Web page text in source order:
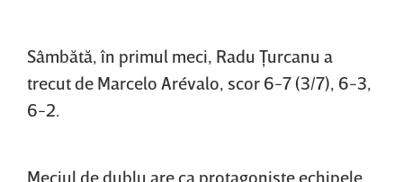
Sâmbătă, în primul meci, Radu Ţurcanu a
trecut de Marcelo Arévalo, scor 6-7 (3/7), 6-3,
6-2.
Meciul de dublu are ca protagoniste echipele